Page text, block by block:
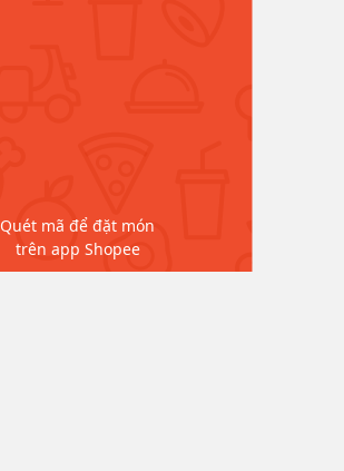
Quét mã để đặt món
trên app Shopee